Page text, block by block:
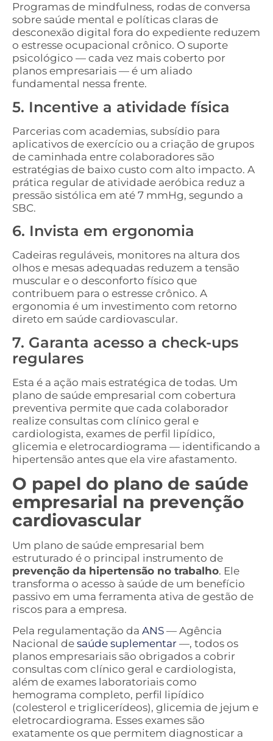
Programas de mindfulness, rodas de conversa
sobre saúde mental e políticas claras de
desconexão digital fora do expediente reduzem
o estresse ocupacional crônico. O suporte
psicológico — cada vez mais coberto por
planos empresariais — é um aliado
fundamental nessa frente.
5. Incentive a atividade física
Parcerias com academias, subsídio para
aplicativos de exercício ou a criação de grupos
de caminhada entre colaboradores são
estratégias de baixo custo com alto impacto. A
prática regular de atividade aeróbica reduz a
pressão sistólica em até 7 mmHg, segundo a
SBC.
6. Invista em ergonomia
Cadeiras reguláveis, monitores na altura dos
olhos e mesas adequadas reduzem a tensão
muscular e o desconforto físico que
contribuem para o estresse crônico. A
ergonomia é um investimento com retorno
direto em saúde cardiovascular.
7. Garanta acesso a check-ups
regulares
Esta é a ação mais estratégica de todas. Um
plano de saúde empresarial com cobertura
preventiva permite que cada colaborador
realize consultas com clínico geral e
cardiologista, exames de perfil lipídico,
glicemia e eletrocardiograma — identificando a
hipertensão antes que ela vire afastamento.
O papel do plano de saúde
empresarial na prevenção
cardiovascular
Um plano de saúde empresarial bem
estruturado é o principal instrumento de
prevenção da hipertensão no trabalho. Ele
transforma o acesso à saúde de um benefício
passivo em uma ferramenta ativa de gestão de
riscos para a empresa.
Pela regulamentação da ANS — Agência
Nacional de saúde suplementar —, todos os
planos empresariais são obrigados a cobrir
consultas com clínico geral e cardiologista,
além de exames laboratoriais como
hemograma completo, perfil lipídico
(colesterol e triglicerídeos), glicemia de jejum e
eletrocardiograma. Esses exames são
exatamente os que permitem diagnosticar a